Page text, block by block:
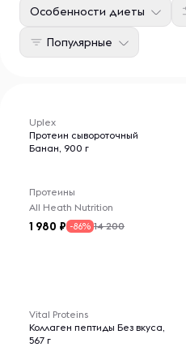
Особенности диеты
Популярные
Uplex
Протеин сывороточный
Банан, 900 г
Протеины
All Heath Nutrition
1 980 -86% 14 200
Vital Proteins
Коллаген пептиды Без вкуса,
567 г